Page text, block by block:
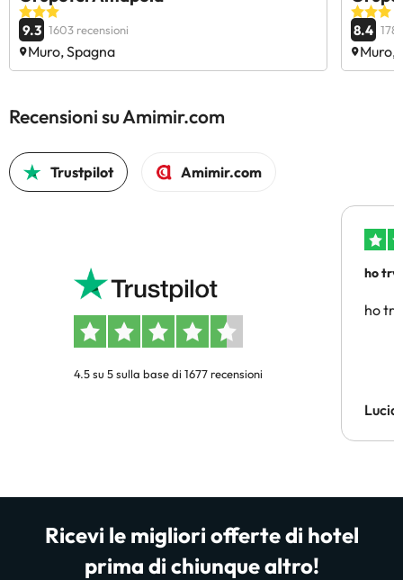
9.3 1603 recensioni
Muro, Spagna
8.4
Muro,
Recensioni su Amimir.com
Trustpilot Amimir.com
4.5 su 5 sulla base di 1677 recensioni
ho
ho
Lucia
Ricevi le migliori offerte di hotel
prima di chiunque altro!